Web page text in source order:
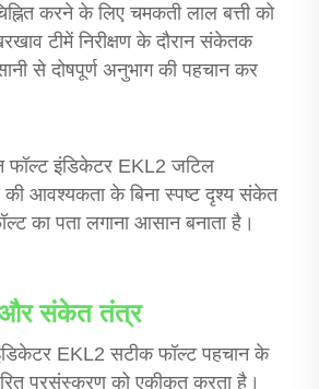
करने के लिए चमकती लाल बत्ती को
टीमें निरीक्षण के दौरान संकेतक
से दोषपूर्ण अनुभाग की पहचान कर
फॉल्ट इंडिकेटर EKL2 जटिल
की आवश्यकता के बिना स्पष्ट दृश्य संकेत
का पता लगाना आसान बनाता है।
और संकेत तंत्र
EKL2 सटीक फॉल्ट पहचान के
प्रसंस्करण को एकीकृत करता है।